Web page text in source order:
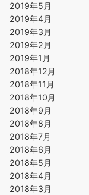
2019年5月
2019年4月
2019年3月
2019年2月
2019年1月
2018年12月
2018年11月
2018年10月
2018年9月
2018年8月
2018年7月
2018年6月
2018年5月
2018年4月
2018年3月